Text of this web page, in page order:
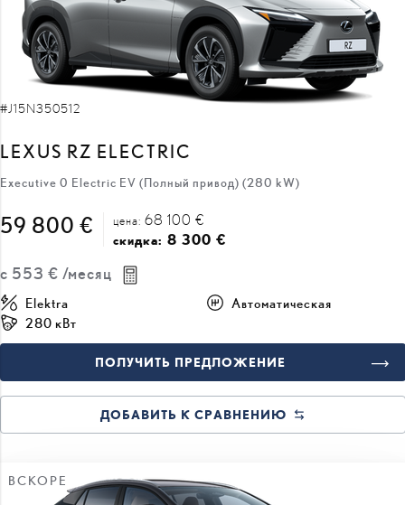
#J15N350512
LEXUS RZ ELECTRIC
Executive 0 Electric EV (Полный привод) (280 kW)
59 800 € цена: 68 100 €
скидка: 8 300 €
с 553 € /месяц
Elektra
Автоматическая
280 кВт
ПОЛУЧИТЬ ПРЕДЛОЖЕНИЕ
ДОБАВИТЬ К СРАВНЕНИЮ
ВСКОРЕ